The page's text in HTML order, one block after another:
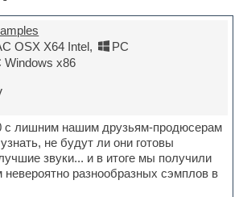
OSX X64 Intel,
PC
Windows x86
с лишним нашим друзьям-продюсерам
не будут ли они готовы
звуки... и в итоге мы получили
разнообразных сэмплов в